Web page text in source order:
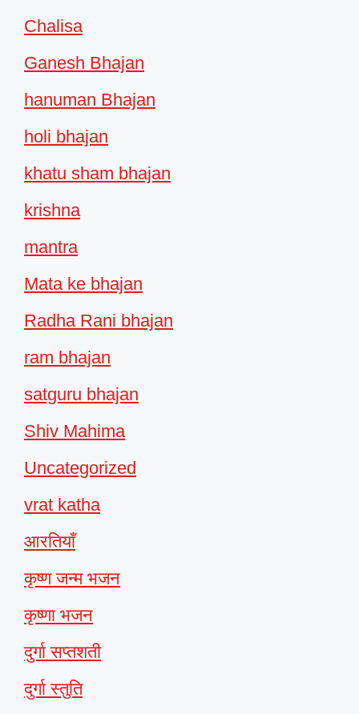
Chalisa
Ganesh Bhajan
hanuman Bhajan
holi bhajan
khatu sham bhajan
krishna
mantra
Mata ke bhajan
Radha Rani bhajan
ram bhajan
satguru bhajan
Shiv Mahima
Uncategorized
vrat katha
आरतियाँ
कृष्ण जन्म भजन
कृष्णा भजन
दुर्गा सप्तशती
दुर्गा स्तुति